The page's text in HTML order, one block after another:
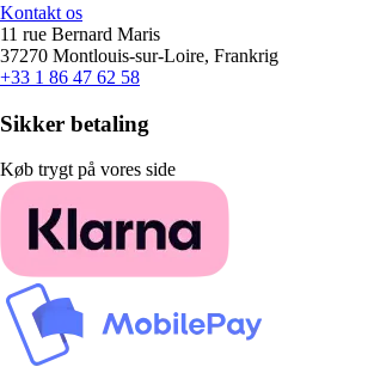
Kontakt os
11 rue Bernard Maris
37270 Montlouis-sur-Loire, Frankrig
+33 1 86 47 62 58
Sikker betaling
Køb trygt på vores side